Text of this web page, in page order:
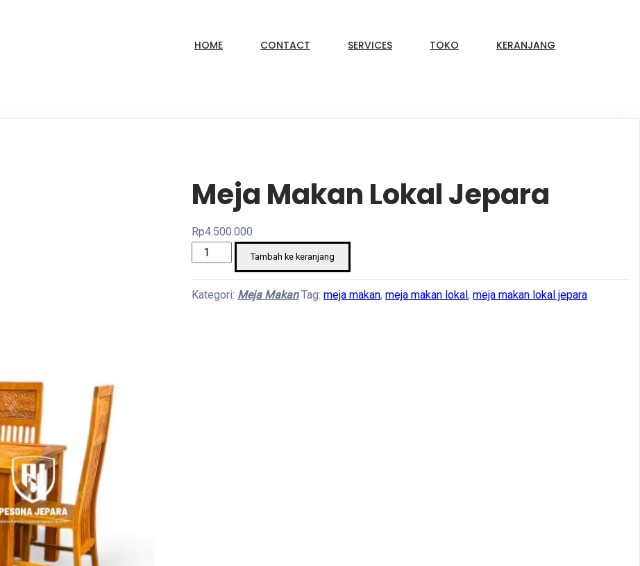
HOME CONTACT SERVICES TOKO KERANJANG
Meja Makan Lokal Jepara
Rp4.500.000
Kuantitas
Makan
Tambah ke keranjang
Kategori: Meja Makan Tag:meja makan,meja makan lokal,meja makan lokal jepara